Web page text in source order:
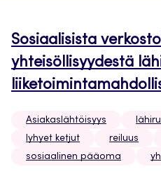
Sosiaalisista
yhteisöllisyydestä
Asiakaslähtöisyys
lyhyet ketjut
reiluus
sosiaalinen pääoma